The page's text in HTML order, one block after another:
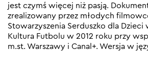
jest czymś więcej niż pasją.
zrealizowany przez młodych
Stowarzyszenia Serduszko dla
Kultura Futbolu w 2012 roku przy
m.st. Warszawy i Canal+. Wersja w